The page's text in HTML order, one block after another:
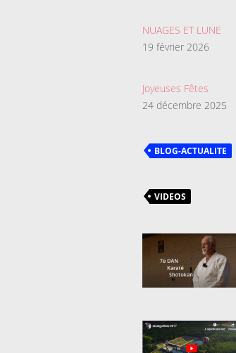
NUAGES ET LUNE
19 février 2026
Joyeuses Fêtes
24 décembre 2025
BLOG-ACTUALITE
VIDEOS